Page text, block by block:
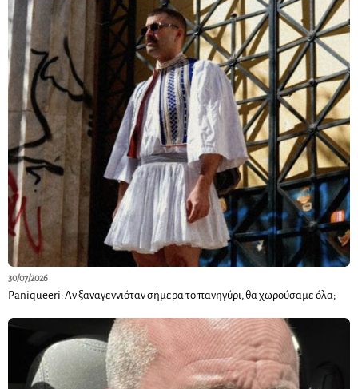
30/07/2026
Paniqueeri: Αν ξαναγεννιόταν σήμερα το πανηγύρι, θα χωρούσαμε όλα;